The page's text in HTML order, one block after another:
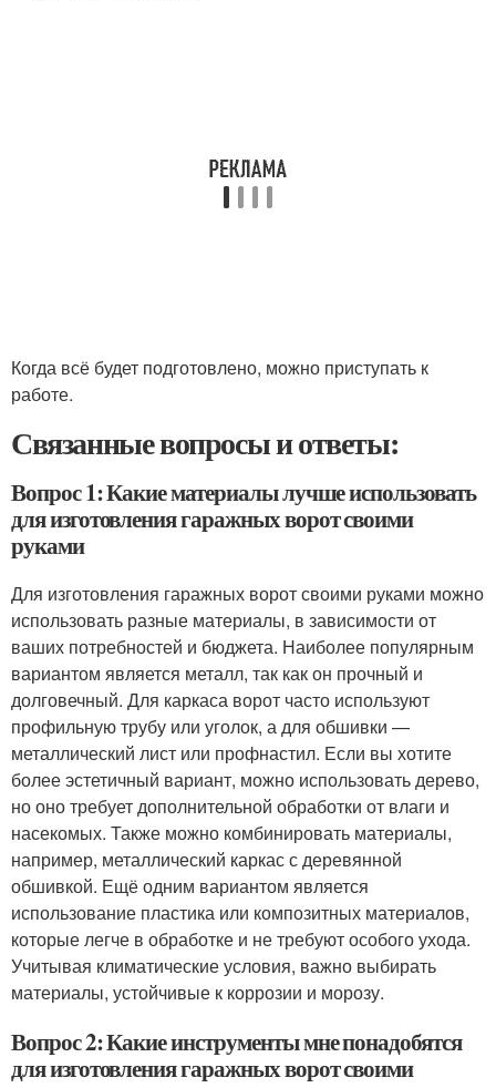
Когда всё будет подготовлено, можно приступать к
работе.
Связанные вопросы и ответы:
Вопрос 1: Какие материалы лучше использовать
для изготовления гаражных ворот своими
руками
Для изготовления гаражных ворот своими руками можно
использовать разные материалы, в зависимости от
ваших потребностей и бюджета. Наиболее популярным
вариантом является металл, так как он прочный и
долговечный. Для каркаса ворот часто используют
профильную трубу или уголок, а для обшивки —
металлический лист или профнастил. Если вы хотите
более эстетичный вариант, можно использовать дерево,
но оно требует дополнительной обработки от влаги и
насекомых. Также можно комбинировать материалы,
например, металлический каркас с деревянной
обшивкой. Ещё одним вариантом является
использование пластика или композитных материалов,
которые легче в обработке и не требуют особого ухода.
Учитывая климатические условия, важно выбирать
материалы, устойчивые к коррозии и морозу.
Вопрос 2: Какие инструменты мне понадобятся
для изготовления гаражных ворот своими